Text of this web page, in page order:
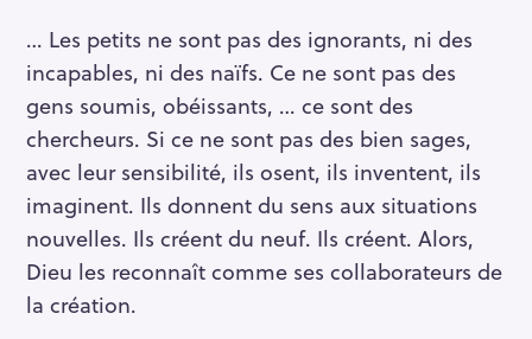
… Les petits ne sont pas des ignorants, ni des
incapables, ni des naïfs. Ce ne sont pas des
gens soumis, obéissants, … ce sont des
chercheurs. Si ce ne sont pas des bien sages,
avec leur sensibilité, ils osent, ils inventent, ils
imaginent. Ils donnent du sens aux situations
nouvelles. Ils créent du neuf. Ils créent. Alors,
Dieu les reconnaît comme ses collaborateurs de
la création.